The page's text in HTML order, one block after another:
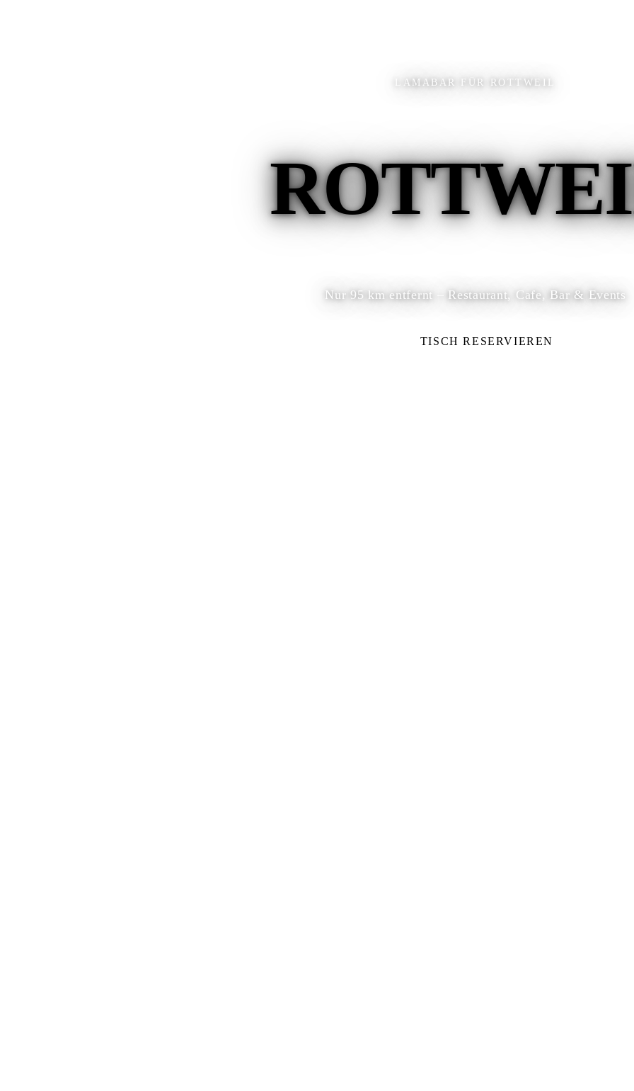
LAMABAR FÜR ROTTWEIL
Nur 95 km entfernt – Restaurant, Cafe, Bar & Events
TISCH RESERVIEREN